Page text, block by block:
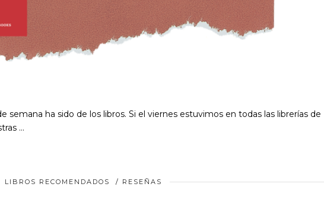
semana ha sido de los libros. Si el viernes estuvimos en todas las librerías de
…
LIBROS RECOMENDADOS / RESEÑAS